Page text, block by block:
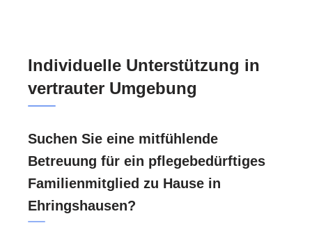
Individuelle Unterstützung in
vertrauter Umgebung
Suchen Sie eine mitfühlende
Betreuung für ein pflegebedürftiges
Familienmitglied zu Hause in
Ehringshausen?